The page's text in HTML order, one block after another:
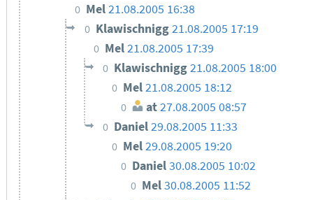
0 Mel21.08.2005 16:38
0 Klawischnigg21.08.2005 17:19
0 Mel21.08.2005 17:39
0 Klawischnigg21.08.2005 18:00
0 Mel21.08.2005 18:12
0 at27.08.2005 08:57
0 Daniel29.08.2005 11:33
0 Mel29.08.2005 19:20
0 Daniel30.08.2005 10:02
0 Mel30.08.2005 11:52